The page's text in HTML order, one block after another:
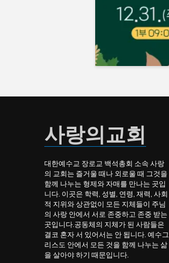
사랑의교회
대한예수교 장로교 백석총회 소속 사랑
의 교회는 즐거울 때나 외로울 때 그것을
함께 나누는 형제와 자매를 만나는 곳입
니다. 이곳은 학력, 성별, 연령, 재력, 사회
적 지위와 상관없이 모든 지체들이 주님
의 사랑 안에서 서로 존중하고 존중 받는
곳입니다.공동체의 지체가 된 사람들은
결코 혼자 서 있어서는 안 됩니다. 예수그
리스도 안에서 모든 것을 함께 나누는 삶
을 살아야 하기 때문입니다.